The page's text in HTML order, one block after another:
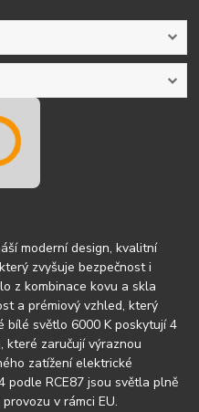
moderní design, kvalitní
zvyšuje bezpečnost i
z kombinace kovu a skla
a prémiový vzhled, který
bílé světlo 6000 K poskytují 4
které zaručují výraznou
zatížení elektrické
podle RCE87 jsou světla plně
v rámci EU.